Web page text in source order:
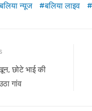
बलिया न्यूज बलिया लाइव
छोटे भाई की
गांव